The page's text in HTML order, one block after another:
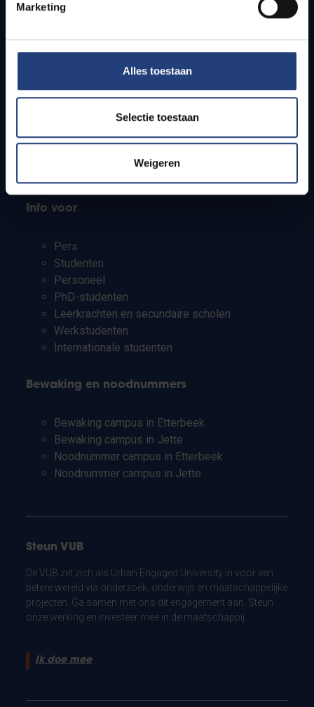
Marketing
Alles toestaan
Selectie toestaan
Weigeren
Jobs
Bereikbaarheid
Campusfaciliteiten
Info voor
Pers
Studenten
Personeel
PhD-studenten
Leerkrachten en secundaire scholen
Werkstudenten
Internationale studenten
Bewaking en noodnummers
Bewaking campus in Etterbeek
Bewaking campus in Jette
Noodnummer campus in Etterbeek
Noodnummer campus in Jette
Steun VUB
De VUB zet zich als Urban Engaged University in voor een
betere wereld via onderzoek, onderwijs en maatschappelijke
projecten. Ga samen met ons dit engagement aan. Steun
onze werking en investeer mee in de maatschappij.
Ik doe mee